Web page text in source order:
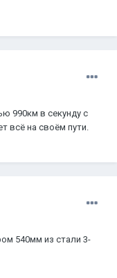
990км в секунду с
всё на своём пути.
540мм из стали 3-